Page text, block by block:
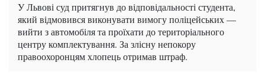
У Львові суд притягнув до відповідальності студента,
який відмовився виконувати вимогу поліцейських —
вийти з автомобіля та проїхати до територіального
центру комплектування. За злісну непокору
правоохоронцям хлопець отримав штраф.